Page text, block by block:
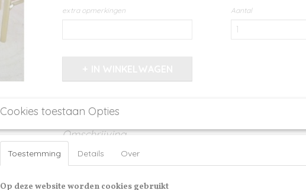
extra opmerkingen Aantal
Specificaties
Productcode 791-14492
Omschrijving
Grote geurkaars gepersonaliseerd met "You are the sweetest"
Cookies toestaan Opties
Toestemming Details Over
Op deze website worden cookies gebruikt